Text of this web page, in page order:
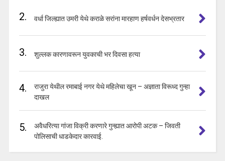
2. वर्धा जिल्ह्यात उमरी येथे कराळे सरांना मारहाण हर्षवर्धन देसभ्रतार
3. शुल्लक कारणावरून युवकाची भर दिवसा हत्या
4.
राजुरा येथील रमाबाई नगर येथे महिलेचा खून – अज्ञाता विरूध्द गुन्हा
दाखल
5.
अवैधरित्या गांजा विक्री करणारे गुन्ह्यात आरोपी अटक – जिवती
पोलिसाची धाडकेदार कारवाई.